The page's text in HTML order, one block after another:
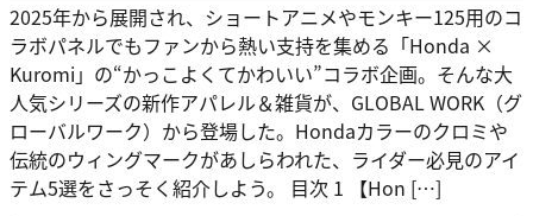
2025年から展開され、ショートアニメやモンキー125用のコ
ラボパネルでもファンから熱い支持を集める「Honda ×
Kuromi」の“かっこよくてかわいい”コラボ企画。そんな大
人気シリーズの新作アパレル＆雑貨が、GLOBAL WORK（グ
ローバルワーク）から登場した。Hondaカラーのクロミや
伝統のウィングマークがあしらわれた、ライダー必見のアイ
テム5選をさっそく紹介しよう。 目次 1 【Hon […]